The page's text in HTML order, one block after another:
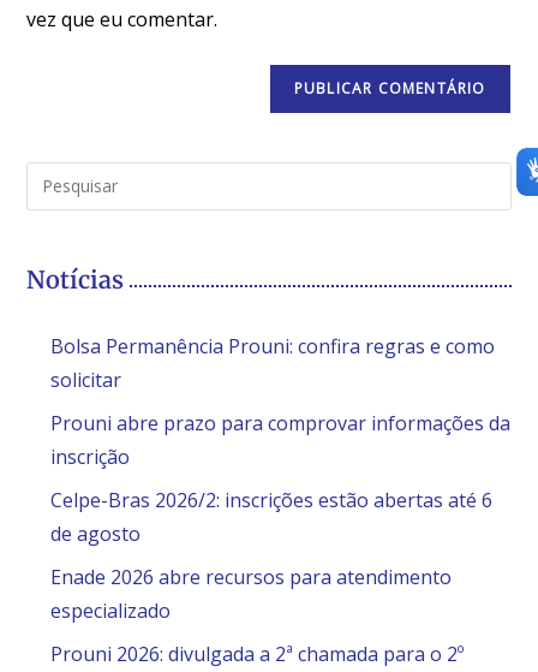
vez que eu comentar.
Notícias
Bolsa Permanência Prouni: confira regras e como
solicitar
Prouni abre prazo para comprovar informações da
inscrição
Celpe-Bras 2026/2: inscrições estão abertas até 6
de agosto
Enade 2026 abre recursos para atendimento
especializado
Prouni 2026: divulgada a 2ª chamada para o 2º